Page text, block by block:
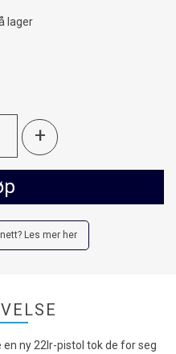
+
lager
Les mer her
en ny 22lr-pistol tok de for seg